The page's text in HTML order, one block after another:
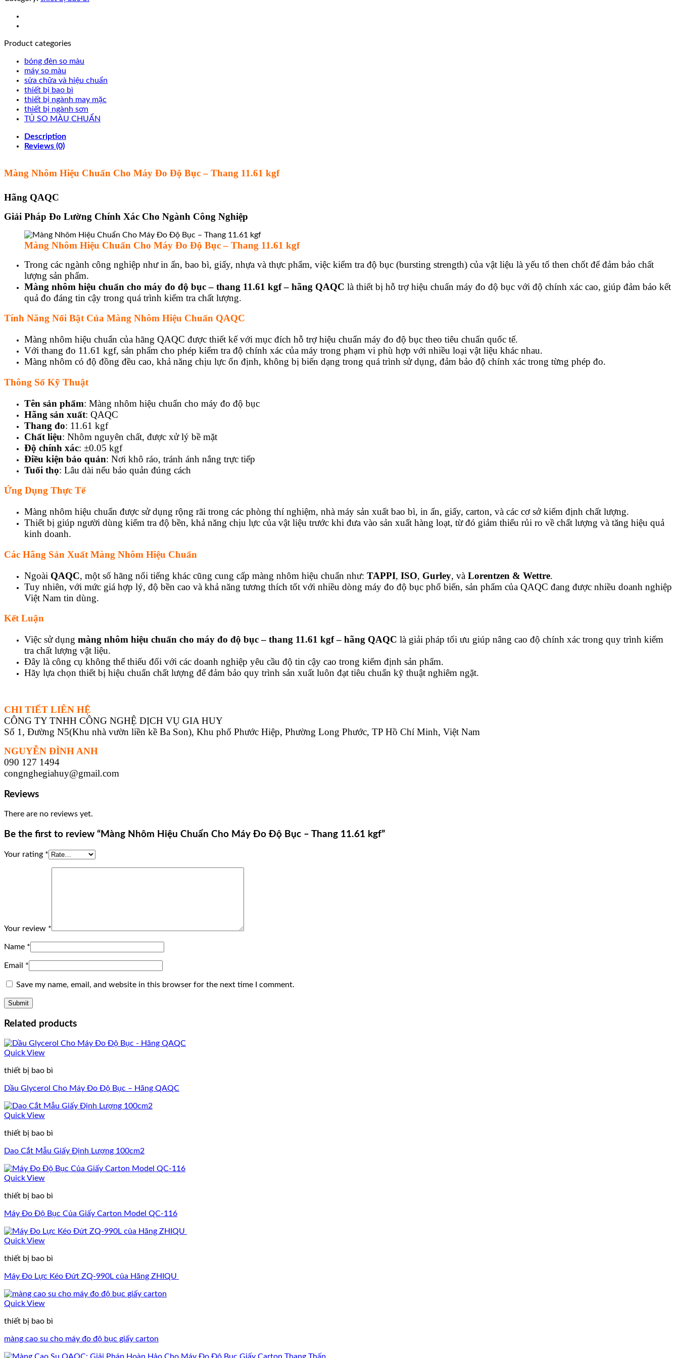
Product categories
bóng đèn so màu
máy so màu
sửa chữa và hiệu chuẩn
thiết bị bao bì
thiết bị ngành may mặc
thiết bị ngành sơn
TỦ SO MÀU CHUẨN
Description
Reviews (0)
Màng Nhôm Hiệu Chuẩn Cho Máy Đo Độ Bục – Thang 11.61 kgf
Hãng QAQC
Giải Pháp Đo Lường Chính Xác Cho Ngành Công Nghiệp
Màng Nhôm Hiệu Chuẩn Cho Máy Đo Độ Bục – Thang 11.61 kgf
Trong các ngành công nghiệp như in ấn, bao bì, giấy, nhựa và thực phẩm, việc kiểm tra độ bục (bursting strength) của vật liệu là yếu tố then chốt để đảm bảo chất
lượng sản phẩm.
Màng nhôm hiệu chuẩn cho máy đo độ bục – thang 11.61 kgf – hãng QAQC là thiết bị hỗ trợ hiệu chuẩn máy đo độ bục với độ chính xác cao, giúp đảm bảo kết
quả đo đáng tin cậy trong quá trình kiểm tra chất lượng.
Tính Năng Nổi Bật Của Màng Nhôm Hiệu Chuẩn QAQC
Màng nhôm hiệu chuẩn của hãng QAQC được thiết kế với mục đích hỗ trợ hiệu chuẩn máy đo độ bục theo tiêu chuẩn quốc tế.
Với thang đo 11.61 kgf, sản phẩm cho phép kiểm tra độ chính xác của máy trong phạm vi phù hợp với nhiều loại vật liệu khác nhau.
Màng nhôm có độ đồng đều cao, khả năng chịu lực ổn định, không bị biến dạng trong quá trình sử dụng, đảm bảo độ chính xác trong từng phép đo.
Thông Số Kỹ Thuật
Tên sản phẩm: Màng nhôm hiệu chuẩn cho máy đo độ bục
Hãng sản xuất: QAQC
Thang đo: 11.61 kgf
Chất liệu: Nhôm nguyên chất, được xử lý bề mặt
Độ chính xác: ±0.05 kgf
Điều kiện bảo quản: Nơi khô ráo, tránh ánh nắng trực tiếp
Tuổi thọ: Lâu dài nếu bảo quản đúng cách
Ứng Dụng Thực Tế
Màng nhôm hiệu chuẩn được sử dụng rộng rãi trong các phòng thí nghiệm, nhà máy sản xuất bao bì, in ấn, giấy, carton, và các cơ sở kiểm định chất lượng.
Thiết bị giúp người dùng kiểm tra độ bền, khả năng chịu lực của vật liệu trước khi đưa vào sản xuất hàng loạt, từ đó giảm thiểu rủi ro về chất lượng và tăng hiệu quả
kinh doanh.
Các Hãng Sản Xuất Màng Nhôm Hiệu Chuẩn
Ngoài QAQC, một số hãng nổi tiếng khác cũng cung cấp màng nhôm hiệu chuẩn như: TAPPI, ISO, Gurley, và Lorentzen & Wettre.
Tuy nhiên, với mức giá hợp lý, độ bền cao và khả năng tương thích tốt với nhiều dòng máy đo độ bục phổ biến, sản phẩm của QAQC đang được nhiều doanh nghiệp
Việt Nam tin dùng.
Kết Luận
Việc sử dụng màng nhôm hiệu chuẩn cho máy đo độ bục – thang 11.61 kgf – hãng QAQC là giải pháp tối ưu giúp nâng cao độ chính xác trong quy trình kiểm
tra chất lượng vật liệu.
Đây là công cụ không thể thiếu đối với các doanh nghiệp yêu cầu độ tin cậy cao trong kiểm định sản phẩm.
Hãy lựa chọn thiết bị hiệu chuẩn chất lượng để đảm bảo quy trình sản xuất luôn đạt tiêu chuẩn kỹ thuật nghiêm ngặt.
CHI TIẾT LIÊN HỆ
CÔNG TY TNHH CÔNG NGHỆ DỊCH VỤ GIA HUY
Số 1, Đường N5(Khu nhà vườn liền kề Ba Son), Khu phố Phước Hiệp, Phường Long Phước, TP Hồ Chí Minh, Việt Nam
NGUYỄN ĐÌNH ANH
090 127 1494
congnghegiahuy@gmail.com
Reviews
There are no reviews yet.
Be the first to review “Màng Nhôm Hiệu Chuẩn Cho Máy Đo Độ Bục – Thang 11.61 kgf”
Your rating *
Your review *
Name *
Email *
Save my name, email, and website in this browser for the next time I comment.
Related products
Quick View
thiết bị bao bì
Dầu Glycerol Cho Máy Đo Độ Bục – Hãng QAQC
Quick View
thiết bị bao bì
Dao Cắt Mẫu Giấy Định Lượng 100cm2
Quick View
thiết bị bao bì
Máy Đo Độ Bục Của Giấy Carton Model QC-116
Quick View
thiết bị bao bì
Máy Đo Lực Kéo Đứt ZQ‑990L của Hãng ZHIQU
Quick View
thiết bị bao bì
màng cao su cho máy đo độ bục giấy carton